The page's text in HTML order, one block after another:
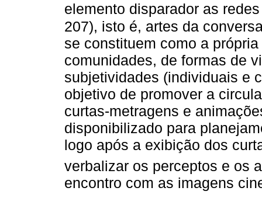
elemento disparador as
207), isto é, artes da
se constituem como a
comunidades, de formas de
subjetividades (individuais e
objetivo de promover a
curtas-metragens e
disponibilizado para
logo após a exibição dos
verbalizar os perceptos e os
encontro com as imagens